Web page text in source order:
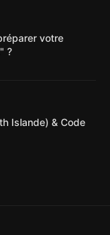
votre
?
Islande) & Code